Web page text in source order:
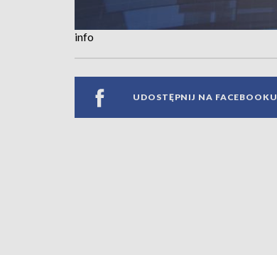
info
UDOSTĘPNIJ NA FACEBOOKU